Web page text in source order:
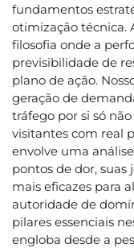
fundamentos
otimização técnica.
filosofia onde a
previsibilidade de
plano de ação.
geração de
tráfego por si só
visitantes com real
envolve uma
pontos de dor, suas
mais eficazes para
autoridade de
pilares essenciais
engloba desde a